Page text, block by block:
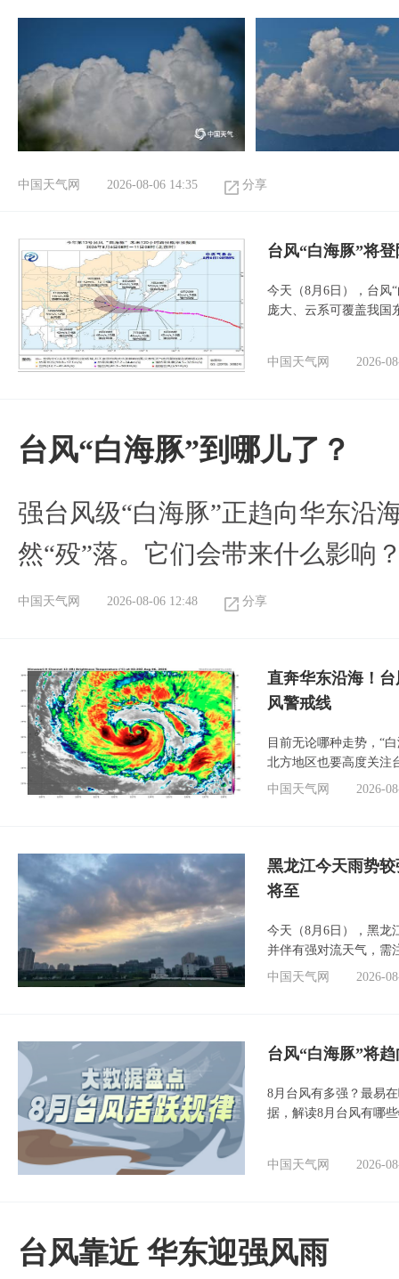
中国天气网 2026-08-06 14:35 分享
台风“白海豚”将
今天（8月6日），台风
庞大、云系可覆盖我国
中国天气网 2026-
台风“白海豚”到哪儿了？
强台风级“白海豚”正趋向华东沿
然“殁”落。它们会带来什么影响
中国天气网 2026-08-06 12:48 分享
直奔华东沿海！
风警戒线
目前无论哪种走势，“
北方地区也要高度关注
中国天气网
2026-
黑龙江今天雨势
将至
今天（8月6日），黑龙
并伴有强对流天气，需
中国天气网
2026-
台风“白海豚”将
8月台风有多强？最易
据，解读8月台风有哪
中国天气网 2026-
台风靠近 华东迎强风雨